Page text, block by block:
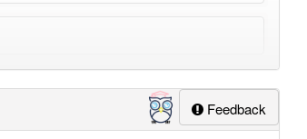
Feedback